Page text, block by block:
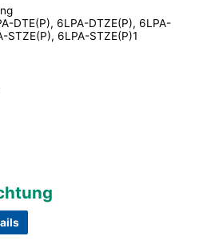
DTE(P), 6LPA-DTZE(P), 6LPA-
STZE(P), 6LPA-STZE(P)1